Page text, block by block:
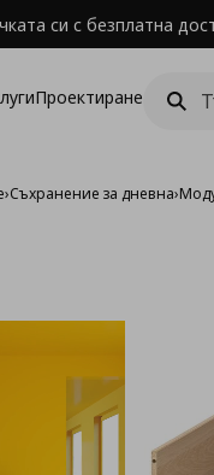
си с безплатна
Проектиране
›Съхранение за дневна›